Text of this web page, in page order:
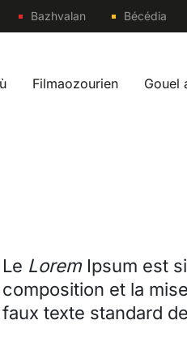
Bazhvalan Bécédia
br
Filmaozourien Gouel
Le LoremIpsum est
composition et la
faux texte standard de